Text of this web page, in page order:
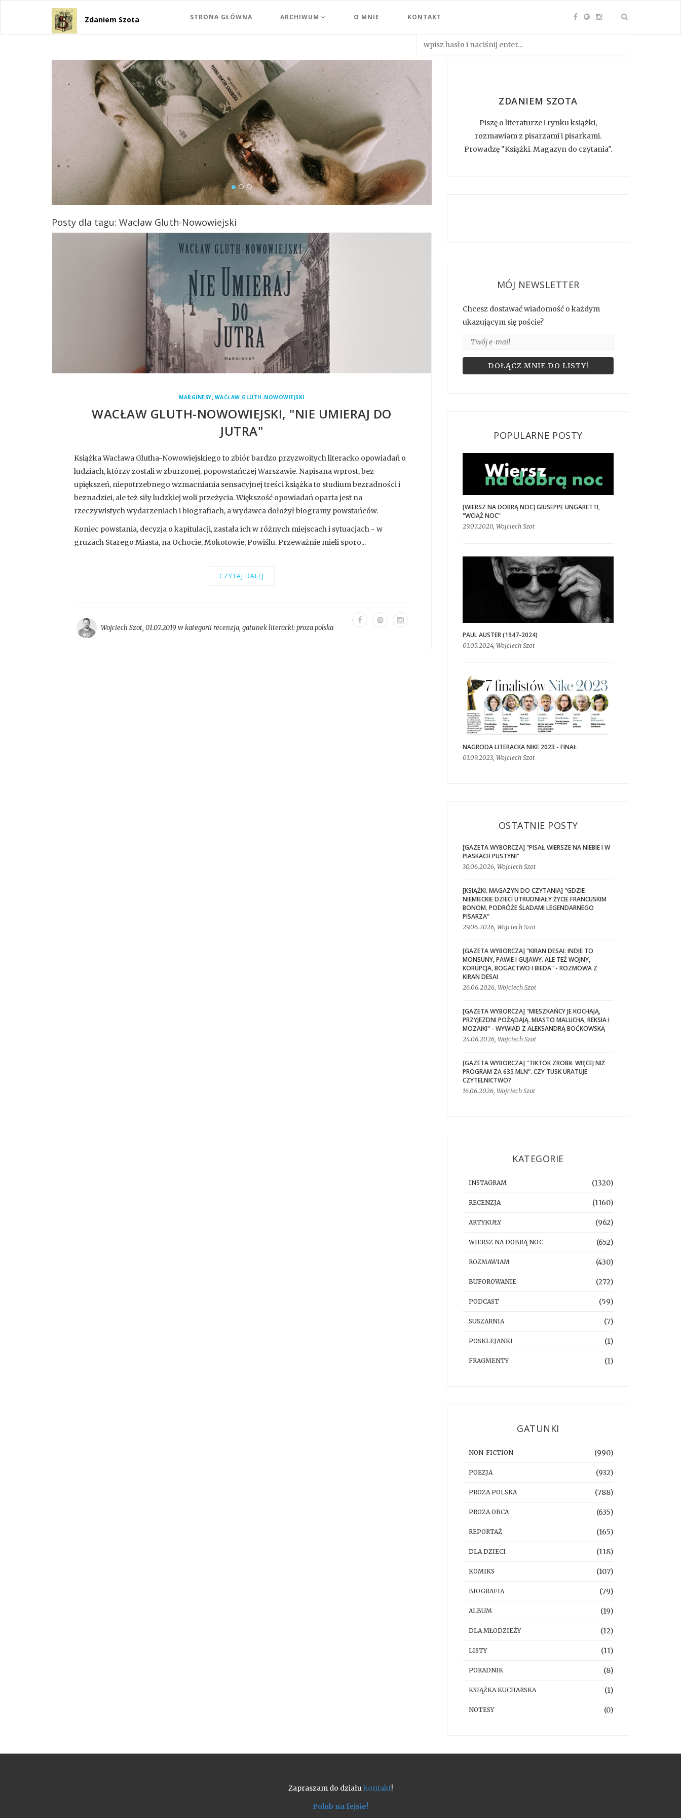
Zdaniem Szota STRONA GŁÓWNA ARCHIWUM O MNIE KONTAKT
Posty dla tagu: Wacław Gluth-Nowowiejski
MARGINESY, WACŁAW GLUTH-NOWOWIEJSKI
WACŁAW GLUTH-NOWOWIEJSKI, "NIE UMIERAJ DO
JUTRA"
Książka Wacława Glutha-Nowowiejskiego to zbiór bardzo przyzwoitych literacko opowiadań o
ludziach, którzy zostali w zburzonej, popowstańczej Warszawie. Napisana wprost, bez
upiększeń, niepotrzebnego wzmacniania sensacyjnej treści książka to studium bezradności i
beznadziei, ale też siły ludzkiej woli przeżycia. Większość opowiadań oparta jest na
rzeczywistych wydarzeniach i biografiach, a wydawca dołożył biogramy powstańców.
Koniec powstania, decyzja o kapitulacji, zastała ich w różnych miejscach i sytuacjach - w
gruzach Starego Miasta, na Ochocie, Mokotowie, Powiślu. Przeważnie mieli sporo...
CZYTAJ DALEJ
Wojciech Szot, 01.07.2019 w kategoriirecenzja, gatunek literacki:proza polska
ZDANIEM SZOTA
Piszę o literaturze i rynku książki,
rozmawiam z pisarzami i pisarkami.
Prowadzę "Książki. Magazyn do czytania".
MÓJ NEWSLETTER
Chcesz dostawać wiadomość o każdym
ukazującym się poście?
POPULARNE POSTY
[WIERSZ NA DOBRĄ NOC] GIUSEPPE UNGARETTI,
"WCIĄŻ NOC"
29.07.2020, Wojciech Szot
PAUL AUSTER (1947-2024)
01.05.2024, Wojciech Szot
NAGRODA LITERACKA NIKE 2023 - FINAŁ
01.09.2023, Wojciech Szot
OSTATNIE POSTY
[GAZETA WYBORCZA] "PISAŁ WIERSZE NA NIEBIE I W
PIASKACH PUSTYNI"
30.06.2026, Wojciech Szot
[KSIĄŻKI. MAGAZYN DO CZYTANIA] "GDZIE
NIEMIECKIE DZIECI UTRUDNIAŁY ŻYCIE FRANCUSKIM
BONOM. PODRÓŻE ŚLADAMI LEGENDARNEGO
PISARZA"
29.06.2026, Wojciech Szot
[GAZETA WYBORCZA] "KIRAN DESAI: INDIE TO
MONSUNY, PAWIE I GUJAWY. ALE TEŻ WOJNY,
KORUPCJA, BOGACTWO I BIEDA" - ROZMOWA Z
KIRAN DESAI
26.06.2026, Wojciech Szot
[GAZETA WYBORCZA] "MIESZKAŃCY JE KOCHAJĄ,
PRZYJEZDNI POŻĄDAJĄ. MIASTO MALUCHA, REKSIA I
MOZAIKI" - WYWIAD Z ALEKSANDRĄ BOĆKOWSKĄ
24.06.2026, Wojciech Szot
[GAZETA WYBORCZA] "TIKTOK ZROBIŁ WIĘCEJ NIŻ
PROGRAM ZA 635 MLN". CZY TUSK URATUJE
CZYTELNICTWO?
16.06.2026, Wojciech Szot
KATEGORIE
INSTAGRAM (1320)
RECENZJA (1160)
ARTYKUŁY (962)
WIERSZ NA DOBRĄ NOC (652)
ROZMAWIAM (430)
BUFOROWANIE (272)
PODCAST (59)
SUSZARNIA (7)
POSKLEJANKI (1)
FRAGMENTY (1)
GATUNKI
NON-FICTION (990)
POEZJA (932)
PROZA POLSKA (788)
PROZA OBCA (635)
REPORTAŻ (165)
DLA DZIECI (118)
KOMIKS (107)
BIOGRAFIA (79)
ALBUM (19)
DLA MŁODZIEŻY (12)
LISTY (11)
PORADNIK (8)
KSIĄŻKA KUCHARSKA (1)
NOTESY (0)
Zapraszam do działukontakt!
Polub na fejsie!